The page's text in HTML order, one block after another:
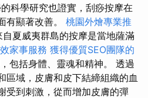
科學研究也證實，刮痧按摩在
有顯著改善。 桃園外燴專業推
自夏威夷群島的按摩是當地薩滿
家事服務 獲得優質SEO團隊的
包括身體、靈魂和精神。 透過
區域，皮膚和皮下結締組織的血
受到刺激，從而增加皮膚的彈